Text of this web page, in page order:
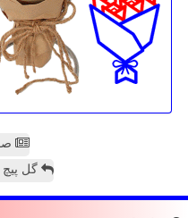
گل